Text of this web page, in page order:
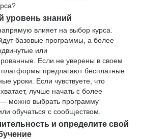
уровень знаний
влияет на выбор курса.
базовые программы, а более
или
Если не уверены в своем
платформы предлагают бесплатные
уроки. Если чувствуете, что
лучше начать с более
— можно выбрать программу
обучаться с сообществом.
и определите свой